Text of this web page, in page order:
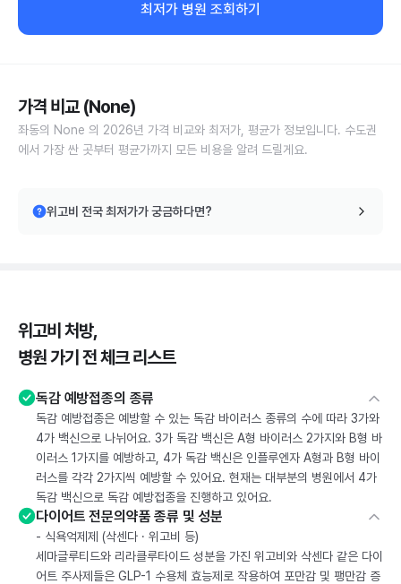
최저가 병원 조회하기
가격 비교 (None)
좌동의 None 의 2026년 가격 비교와 최저가, 평균가 정보입니다. 수도권
에서 가장 싼 곳부터 평균가까지 모든 비용을 알려 드릴게요.
위고비 전국 최저가가 궁금하다면?
위고비 처방,
병원 가기 전 체크 리스트
독감 예방접종의 종류
독감 예방접종은 예방할 수 있는 독감 바이러스 종류의 수에 따라 3가와
4가 백신으로 나뉘어요. 3가 독감 백신은 A형 바이러스 2가지와 B형 바
이러스 1가지를 예방하고, 4가 독감 백신은 인플루엔자 A형과 B형 바이
러스를 각각 2가지씩 예방할 수 있어요. 현재는 대부분의 병원에서 4가
독감 백신으로 독감 예방접종을 진행하고 있어요.
다이어트 전문의약품 종류 및 성분
- 식욕억제제 (삭센다 · 위고비 등)
세마글루티드와 리라클루타이드 성분을 가진 위고비와 삭센다 같은 다이
어트 주사제들은 GLP-1 수용체 효능제로 작용하여 포만감 및 팽만감 증